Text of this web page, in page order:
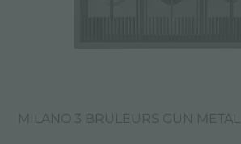
MILANO 3 BRULEURS GUN METAL